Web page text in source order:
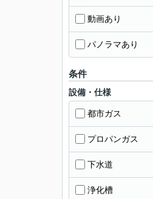
動画あり
パノラマあり
条件
設備・仕様
都市ガス
プロパンガス
下水道
浄化槽